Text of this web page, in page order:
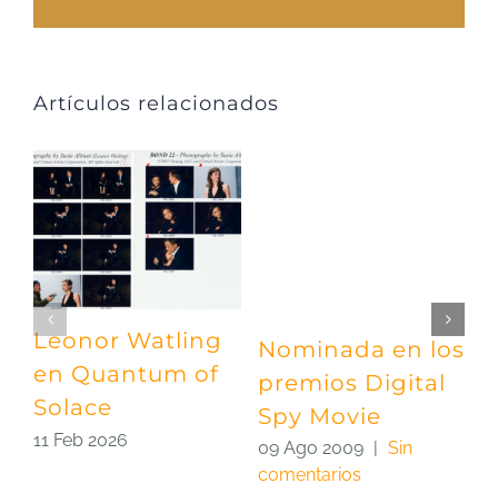
Artículos relacionados
Leonor Watling
en Quantum of
Solace
11 Feb 2026
Nominada en los
premios Digital
Spy Movie
09 Ago 2009
Sin
comentarios